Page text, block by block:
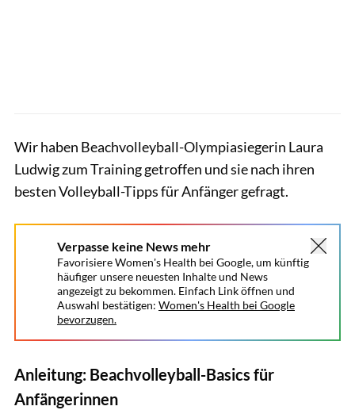
Wir haben Beachvolleyball-Olympiasiegerin Laura
Ludwig zum Training getroffen und sie nach ihren
besten Volleyball-Tipps für Anfänger gefragt.
Verpasse keine News mehr
Favorisiere Women's Health bei Google, um künftig
häufiger unsere neuesten Inhalte und News
angezeigt zu bekommen. Einfach Link öffnen und
Auswahl bestätigen: Women's Health bei Google
bevorzugen.
Anleitung: Beachvolleyball-Basics für
Anfängerinnen